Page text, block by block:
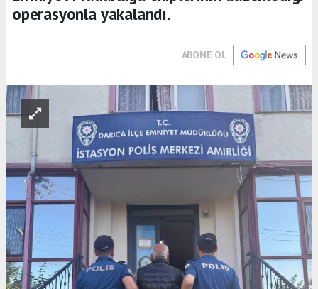
operasyonla yakalandı.
ABONE OL